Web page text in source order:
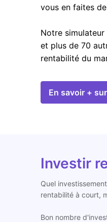
vous en faites
Notre
et plus de 70
rentabilité du
En savoir +
Investir
Quel
rentabilité à court,
Bon nombre